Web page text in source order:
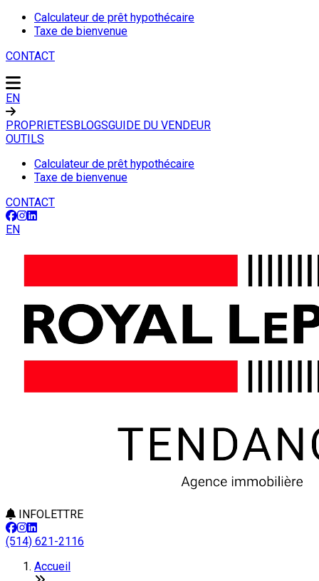
Calculateur de prêt hypothécaire
Taxe de bienvenue
CONTACT
EN
PROPRIETESBLOGSGUIDE DU VENDEUR
OUTILS
Calculateur de prêt hypothécaire
Taxe de bienvenue
CONTACT
EN
INFOLETTRE
(514) 621-2116
Accueil